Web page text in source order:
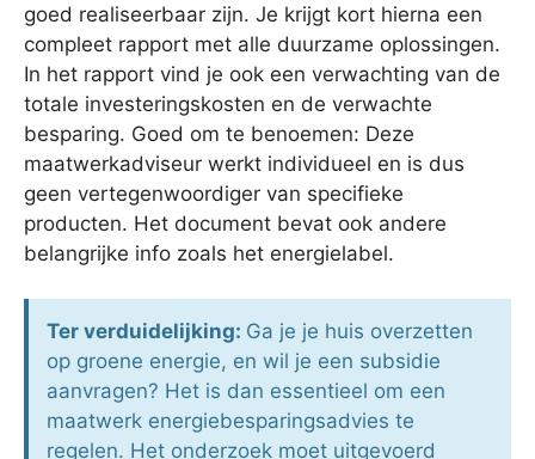
goed realiseerbaar zijn. Je krijgt kort hierna een
compleet rapport met alle duurzame oplossingen.
In het rapport vind je ook een verwachting van de
totale investeringskosten en de verwachte
besparing. Goed om te benoemen: Deze
maatwerkadviseur werkt individueel en is dus
geen vertegenwoordiger van specifieke
producten. Het document bevat ook andere
belangrijke info zoals het energielabel.
Ter verduidelijking: Ga je je huis overzetten
op groene energie, en wil je een subsidie
aanvragen? Het is dan essentieel om een
maatwerk energiebesparingsadvies te
regelen. Het onderzoek moet uitgevoerd